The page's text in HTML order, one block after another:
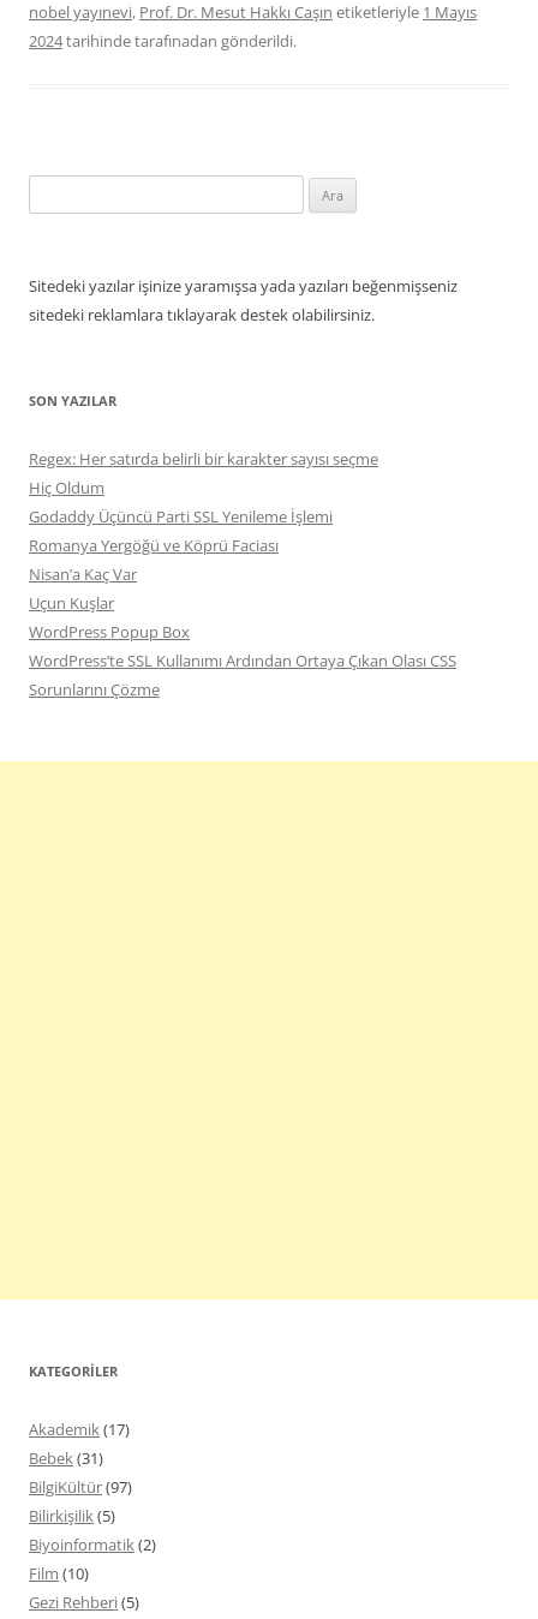
nobel yayınevi, Prof. Dr. Mesut Hakkı Caşın etiketleriyle 1 Mayıs
2024tarihindetarafınadan gönderildi.
Sitedeki yazılar işinize yaramışsa yada yazıları beğenmişseniz
sitedeki reklamlara tıklayarak destek olabilirsiniz.
SON YAZILAR
Regex: Her satırda belirli bir karakter sayısı seçme
Hiç Oldum
Godaddy Üçüncü Parti SSL Yenileme İşlemi
Romanya Yergöğü ve Köprü Faciası
Nisan’a Kaç Var
Uçun Kuşlar
WordPress Popup Box
WordPress’te SSL Kullanımı Ardından Ortaya Çıkan Olası CSS
Sorunlarını Çözme
KATEGORILER
Akademik(17)
Bebek(31)
BilgiKültür(97)
Bilirkişilik(5)
Biyoinformatik(2)
Film (10)
Gezi Rehberi(5)